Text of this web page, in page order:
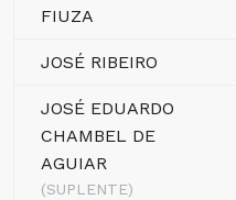
FIUZA
JOSÉ RIBEIRO
JOSÉ EDUARDO
CHAMBEL DE
AGUIAR
(SUPLENTE)